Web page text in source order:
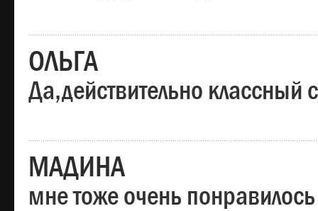
ОЛЬГА
Да,действительно классный
МАДИНА
мне тоже очень